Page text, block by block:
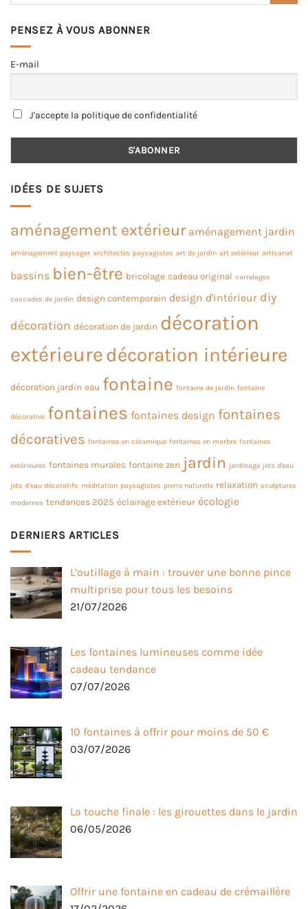
PENSEZ À VOUS ABONNER
E-mail
J'accepte la politique de confidentialité
IDÉES DE SUJETS
aménagement extérieur aménagement jardin
aménagement paysager architectes paysagistes art de jardin art extérieur artisanat
bassins bien-être bricolage cadeau original carrelages
cascades de jardin design contemporain design d'intérieur diy
décoration décoration de jardin décoration
extérieuredécoration intérieure
décoration jardin eau fontaine fontaine de jardin fontaine
décorative fontaines fontaines design fontaines
décoratives fontaines en céramique fontaines en marbre fontaines
extérieures fontaines murales fontaine zen jardin jardinage jets d'eau
jets d’eau décoratifs méditation paysagistes pierre naturelle relaxation sculptures
modernes tendances 2025 éclairage extérieur écologie
DERNIERS ARTICLES
L’outillage à main : trouver une bonne pince
multiprise pour tous les besoins
21/07/2026
Les fontaines lumineuses comme idée
cadeau tendance
07/07/2026
10 fontaines à offrir pour moins de 50 €
03/07/2026
La touche finale : les girouettes dans le jardin
06/05/2026
Offrir une fontaine en cadeau de crémaillère